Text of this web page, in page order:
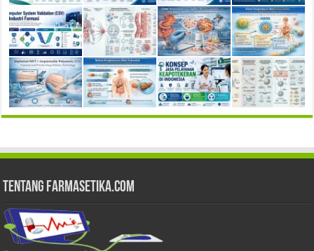
Tentang Farmasetika.com